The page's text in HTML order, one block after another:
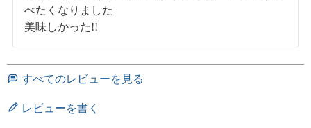
べたくなりました
美味しかった!!
すべてのレビューを見る
レビューを書く